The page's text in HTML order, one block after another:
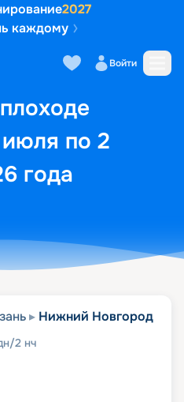
2027
каждому
Войти
июля по 2
года
кают Маршрут и
Нижний Новгород
/2 нч